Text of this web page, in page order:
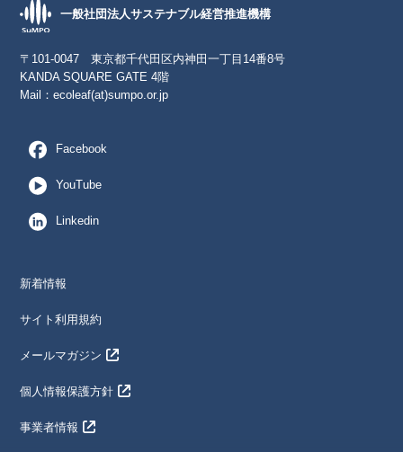
一般社団法人サステナブル経営推進機構
〒101-0047 東京都千代田区内神田一丁目14番8号
KANDA SQUARE GATE 4階
Mail：ecoleaf(at)sumpo.or.jp
Facebook
YouTube
Linkedin
新着情報
サイト利用規約
メールマガジン
個人情報保護方針
事業者情報